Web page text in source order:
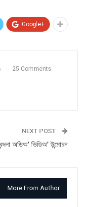
Google+
25 Comments
NEXT POST
অডিঅ’ ভিডিঅ’ উন্মোচন
More From Author